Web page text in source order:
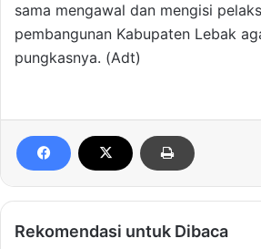
sama mengawal dan mengisi
pembangunan Kabupaten Lebak
pungkasnya. (Adt)
Rekomendasi untuk Dibaca